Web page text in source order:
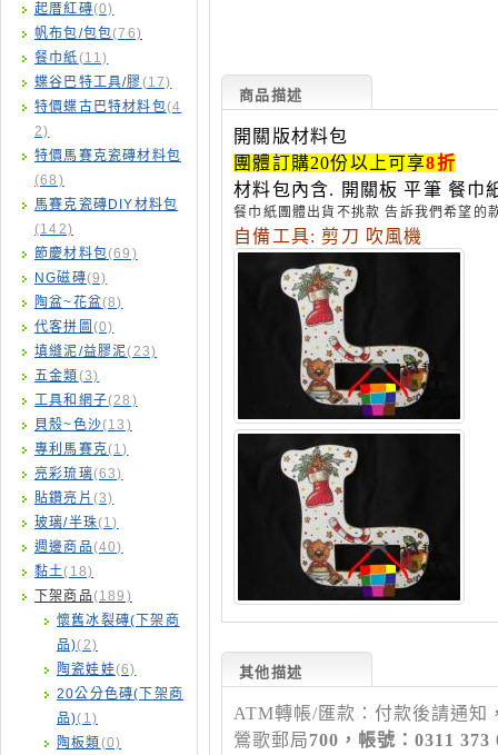
起厝紅磚(0)
帆布包/包包(76)
餐巾紙(11)
蝶谷巴特工具/膠(17)
特價蝶古巴特材料包(4
2)
特價馬賽克瓷磚材料包
(68)
馬賽克瓷磚DIY材料包
(142)
節慶材料包(69)
NG磁磚(9)
陶盆~花盆(8)
代客拼圖 (0)
填縫泥/益膠泥(23)
五金類 (3)
工具和網子(28)
貝殼~色沙(13)
專利馬賽克(1)
亮彩琉璃(63)
貼鑽亮片 (3)
玻璃/半珠(1)
週邊商品(40)
黏土(18)
下架商品(189)
懷舊冰裂磚(下架商
品)(2)
陶瓷娃娃(6)
20公分色磚(下架商
品)(1)
陶板類 (0)
商品描述
開關版材料包
團體訂購20份以上可享8折
材料包內含. 開關板 平筆 餐巾
餐巾紙團體出貨不挑款 告訴我們希望的
自備工具: 剪刀 吹風機
其他描述
ATM轉帳/匯款：付款後請通知
鶯歌郵局700 ，帳號：0311 373